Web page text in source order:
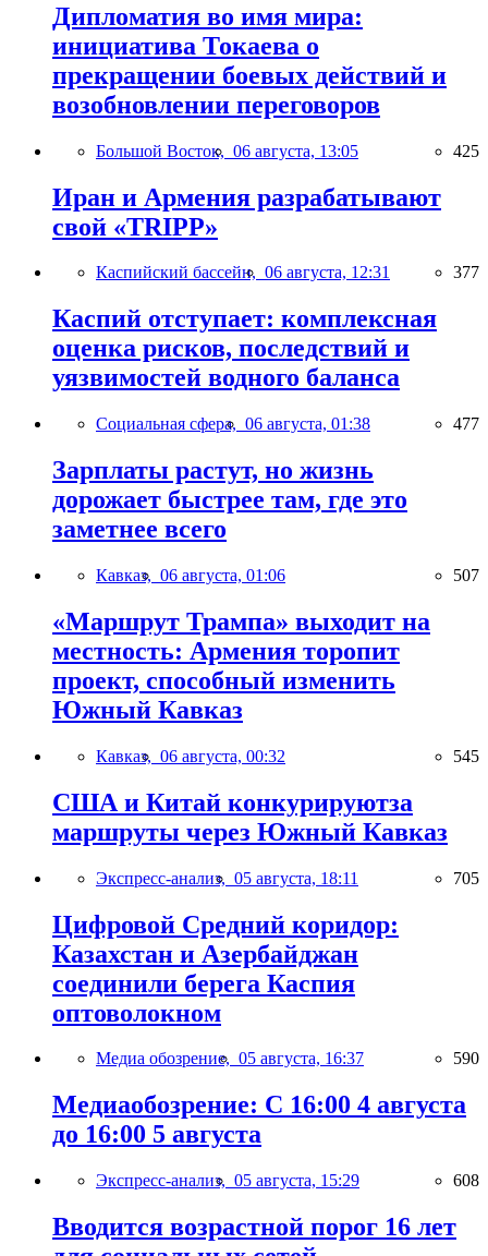
Дипломатия во имя мира:
инициатива Токаева о
прекращении боевых действий и
возобновлении переговоров
Большой Восток, 06 августа, 13:05 425
Иран и Армения разрабатывают
свой «TRIPP»
Каспийский бассейн, 06 августа, 12:31 377
Каспий отступает: комплексная
оценка рисков, последствий и
уязвимостей водного баланса
Социальная сфера, 06 августа, 01:38 477
Зарплаты растут, но жизнь
дорожает быстрее там, где это
заметнее всего
Кавказ, 06 августа, 01:06 507
«Маршрут Трампа» выходит на
местность: Армения торопит
проект, способный изменить
Южный Кавказ
Кавказ, 06 августа, 00:32 545
США и Китай конкурируютза
маршруты через Южный Кавказ
Экспресс-анализ, 05 августа, 18:11 705
Цифровой Средний коридор:
Казахстан и Азербайджан
соединили берега Каспия
оптоволокном
Медиа обозрение, 05 августа, 16:37 590
Медиаобозрение: С 16:00 4 августа
до 16:00 5 августа
Экспресс-анализ, 05 августа, 15:29 608
Вводится возрастной порог 16 лет